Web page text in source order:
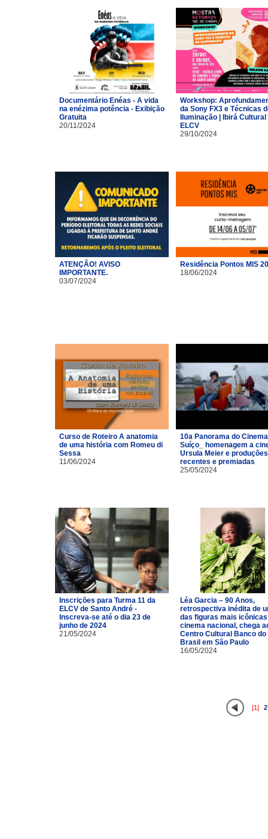
Documentário Enéas - A vida
na enézima potência - Exibição
Gratuita
20/11/2024
Workshop:
da Sony FX3 e Técnicas
Iluminação | Ibirá Cultural
ELCV
29/10/2024
ATENÇÃO! AVISO
IMPORTANTE.
03/07/2024
Residência Pontos MIS
18/06/2024
Curso de Roteiro A anatomia
de uma história com Romeu di
Sessa
11/06/2024
10a Panorama do Cinema
Suíço_ homenagem a
Ursula Meier e produções
recentes e premiadas
25/05/2024
Inscrições para Turma 11 da
ELCV de Santo André -
Inscreva-se até o dia 23 de
junho de 2024
21/05/2024
Léa Garcia – 90 Anos,
retrospectiva inédita de
das figuras mais
cinema nacional, chega
Centro Cultural Banco do
Brasil em São Paulo
16/05/2024
[1] 2